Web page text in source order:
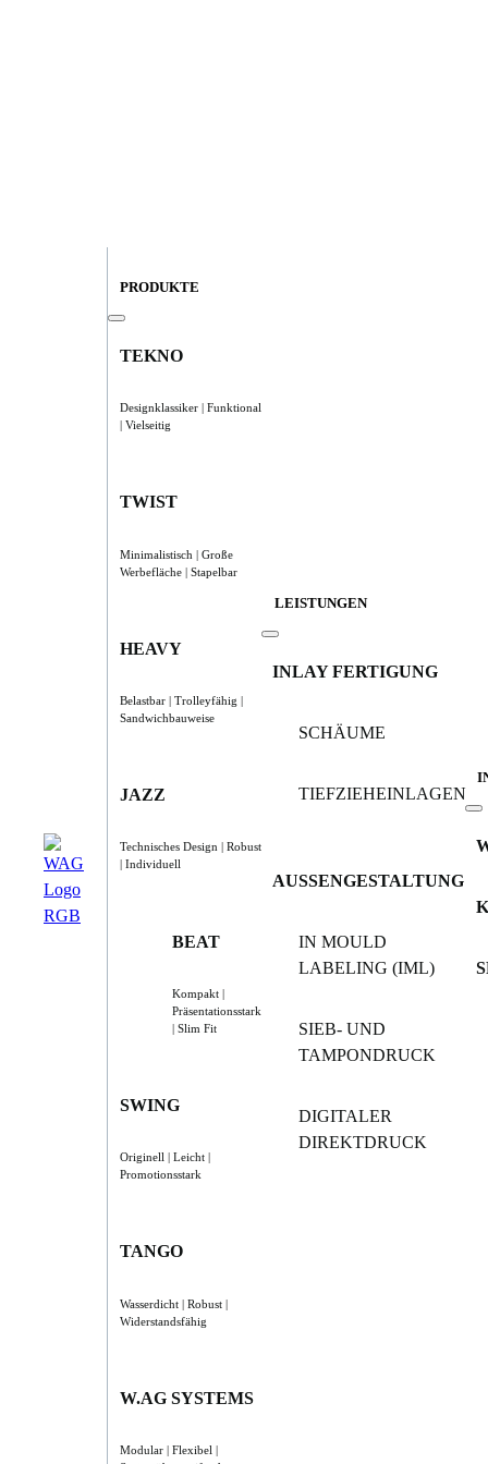
PRODUKTE
TEKNO
Designklassiker | Funktional
| Vielseitig
TWIST
Minimalistisch | Große
Werbefläche | Stapelbar
HEAVY
Belastbar | Trolleyfähig |
Sandwichbauweise
JAZZ
Technisches Design | Robust
| Individuell
BEAT
Kompakt |
Präsentationsstark
| Slim Fit
SWING
Originell | Leicht |
Promotionsstark
TANGO
Wasserdicht | Robust |
Widerstandsfähig
W.AG SYSTEMS
Modular | Flexibel |
LEISTUNGEN
INLAY FERTIGUNG
SCHÄUME
TIEFZIEHEINLAGEN
AUSSENGESTALTUNG
IN MOULD
LABELING (IML)
SIEB- UND
TAMPONDRUCK
DIGITALER
DIREKTDRUCK